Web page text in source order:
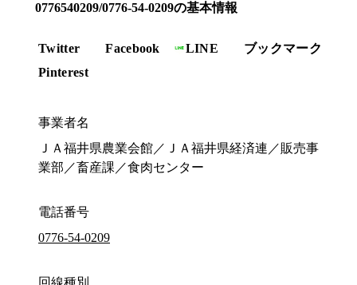
0776540209/0776-54-0209の基本情報
Twitter Facebook LINE
ブックマーク
Pinterest
事業者名
ＪＡ福井県農業会館／ＪＡ福井県経済連／販売事
業部／畜産課／食肉センター
電話番号
0776-54-0209